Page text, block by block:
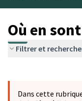
Où en
Filtrer et
−
Dans cette